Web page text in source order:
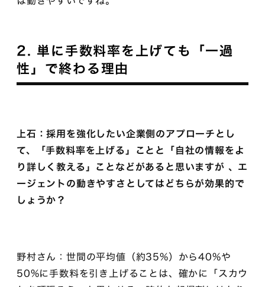
2. 単に手数料率を上げても「一過
性」で終わる理由
上石：採用を強化したい企業側のアプローチとし
て、「手数料率を上げる」ことと「自社の情報をよ
り詳しく教える」ことなどがあると思いますが 、エ
ージェントの動きやすさとしてはどちらが効果的で
しょうか？
野村さん：世間の平均値（約35%）から40%や
50%に手数料を引き上げることは、確かに「スカウ